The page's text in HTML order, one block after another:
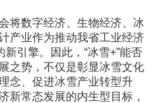
将数字经济、生物经济、冰
产业作为推动我省工业经济
新引擎。因此，“冰雪+”能否
之势，不仅是彰显冰雪文化
念、促进冰雪产业转型升
新常态发展的内生型目标，